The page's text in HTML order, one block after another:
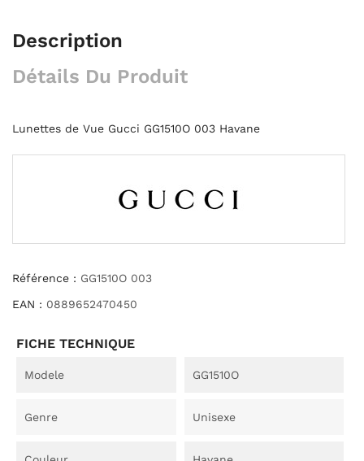
Description
Détails Du Produit
Lunettes de Vue Gucci GG1510O 003 Havane
Référence : GG1510O 003
EAN : 0889652470450
FICHE TECHNIQUE
Modele GG1510O
Genre Unisexe